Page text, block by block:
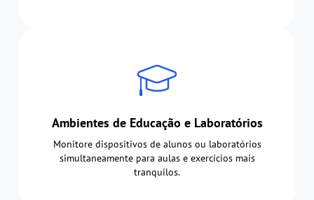
Ambientes de Educação e Laboratórios
Monitore dispositivos de alunos ou laboratórios
simultaneamente para aulas e exercícios mais
tranquilos.